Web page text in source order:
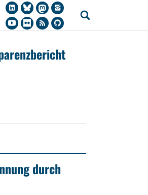
durch